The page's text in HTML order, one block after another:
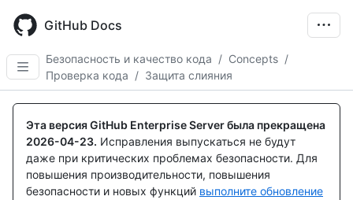
main
content
GitHub Docs
Безопасность и качество кода / Concepts /
Проверка кода / Защита слияния
Эта версия GitHub Enterprise Server была прекращена
2026-04-23. Исправления выпускаться не будут
даже при критических проблемах безопасности. Для
повышения производительности, повышения
безопасности и новых функций выполните обновление